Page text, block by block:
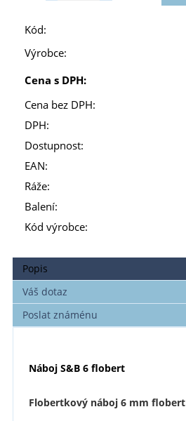
Kód:
Výrobce:
Cena s DPH:
Cena bez DPH:
DPH:
Dostupnost:
EAN:
Ráže:
Balení:
Kód výrobce:
Popis
Váš dotaz
Poslat známénu
Náboj S&B 6 flobert
Flobertkový náboj 6 mm flobert